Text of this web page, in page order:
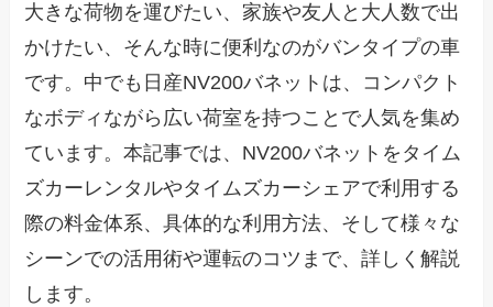
大きな荷物を運びたい、家族や友人と大人数で出
かけたい、そんな時に便利なのがバンタイプの車
です。中でも日産NV200バネットは、コンパクト
なボディながら広い荷室を持つことで人気を集め
ています。本記事では、NV200バネットをタイム
ズカーレンタルやタイムズカーシェアで利用する
際の料金体系、具体的な利用方法、そして様々な
シーンでの活用術や運転のコツまで、詳しく解説
します。